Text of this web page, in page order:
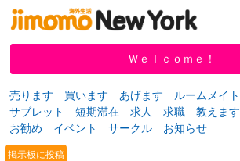
新規登録
掲示板 教えて！
Ｗｅｌｃｏｍｅ！
売ります 買います あげます ルームメイト
サブレット
短期滞在 求人 求職 教えます
お勧め
イベント サークル お知らせ
掲示板に投稿